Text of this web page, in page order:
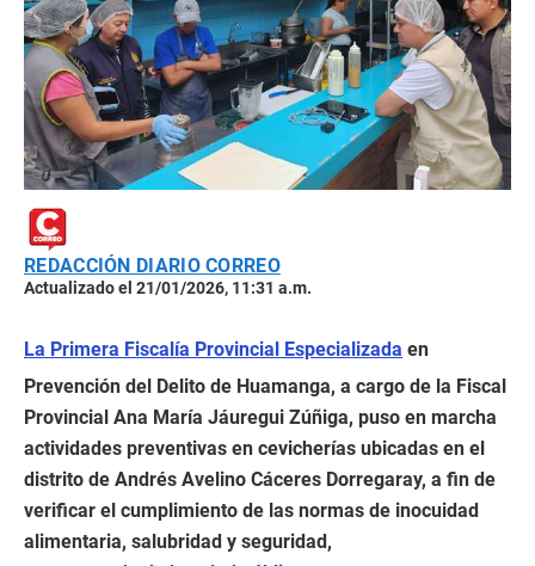
REDACCIÓN DIARIO CORREO
Actualizado el 21/01/2026, 11:31 a.m.
La Primera Fiscalía Provincial Especializada en
Prevención del Delito de Huamanga, a cargo de la Fiscal
Provincial Ana María Jáuregui Zúñiga, puso en marcha
actividades preventivas en cevicherías ubicadas en el
distrito de Andrés Avelino Cáceres Dorregaray, a fin de
verificar el cumplimiento de las normas de inocuidad
alimentaria, salubridad y seguridad,